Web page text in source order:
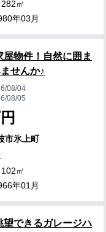
㎡
年03月
屋物件！自然に囲ま
せんか♪
08/04
08/05
市氷上町
㎡
年01月
望できるガレージハ